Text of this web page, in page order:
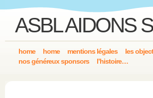
ASBL AIDONS
home home mentions légales les
nos généreux sponsors
l’histoire…